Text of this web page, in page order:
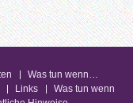
Was tun wenn…
Links
Was tun wenn